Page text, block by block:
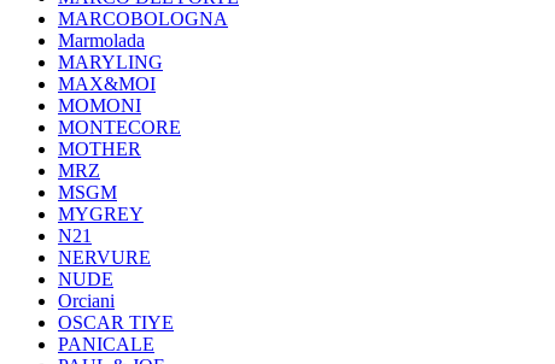
MARCOBOLOGNA
Marmolada
MARYLING
MAX&MOI
MOMONI
MONTECORE
MOTHER
MRZ
MSGM
MYGREY
N21
NERVURE
NUDE
Orciani
OSCAR TIYE
PANICALE